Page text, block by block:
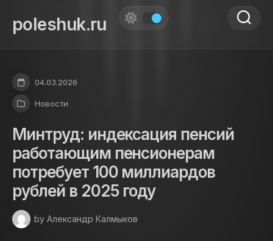
content
poleshuk.ru
04.03.2026
Новости
Минтруд: индексация пенсий
работающим пенсионерам
потребует 100 миллиардов
рублей в 2025 году
by Александр Калмыков